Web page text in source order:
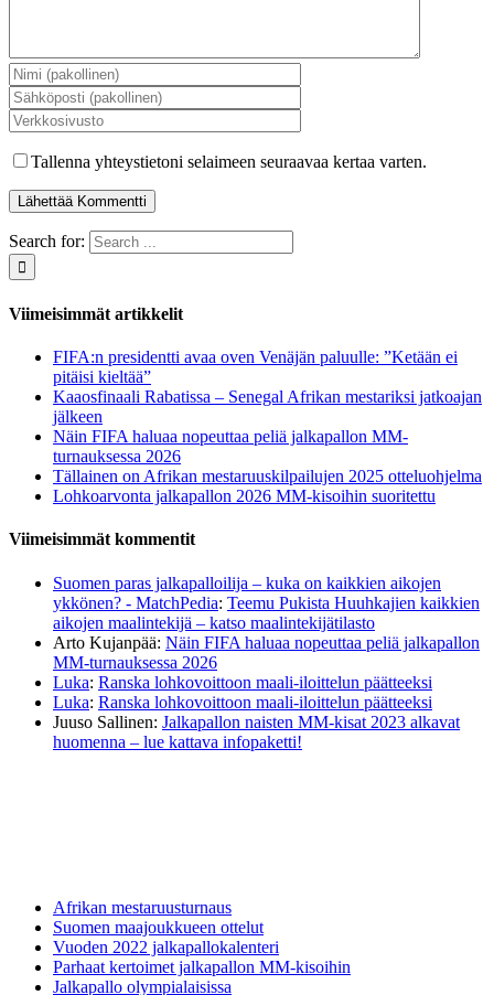
Tallenna yhteystietoni selaimeen seuraavaa kertaa varten.
Search for:
Viimeisimmät artikkelit
FIFA:n presidentti avaa oven Venäjän paluulle: ”Ketään ei
pitäisi kieltää”
Kaaosfinaali Rabatissa – Senegal Afrikan mestariksi jatkoajan
jälkeen
Näin FIFA haluaa nopeuttaa peliä jalkapallon MM-
turnauksessa 2026
Tällainen on Afrikan mestaruuskilpailujen 2025 otteluohjelma
Lohkoarvonta jalkapallon 2026 MM-kisoihin suoritettu
Viimeisimmät kommentit
Suomen paras jalkapalloilija – kuka on kaikkien aikojen
ykkönen? - MatchPedia: Teemu Pukista Huuhkajien kaikkien
aikojen maalintekijä – katso maalintekijätilasto
Arto Kujanpää: Näin FIFA haluaa nopeuttaa peliä jalkapallon
MM-turnauksessa 2026
Luka: Ranska lohkovoittoon maali-iloittelun päätteeksi
Luka: Ranska lohkovoittoon maali-iloittelun päätteeksi
Juuso Sallinen: Jalkapallon naisten MM-kisat 2023 alkavat
huomenna – lue kattava infopaketti!
Afrikan mestaruusturnaus
Suomen maajoukkueen ottelut
Vuoden 2022 jalkapallokalenteri
Parhaat kertoimet jalkapallon MM-kisoihin
Jalkapallo olympialaisissa